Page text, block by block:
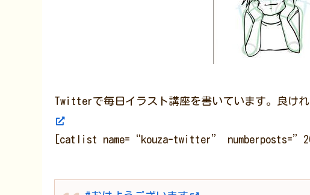
Twitterで毎日イラスト講座を書いています。良けれ
[catlist name=“kouza-twitter”